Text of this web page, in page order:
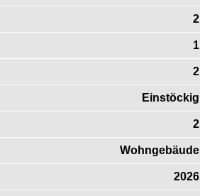
2
1
2
Einstöckig
2
Wohngebäude
2026